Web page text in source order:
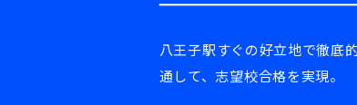
八王子駅すぐの好立地で徹底
通して、志望校合格を実現。